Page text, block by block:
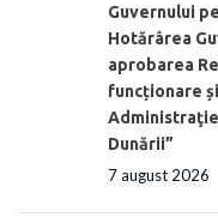
Guvernului
Hotărârea
aprobarea
funcționare
Dunării”
7 august 2026